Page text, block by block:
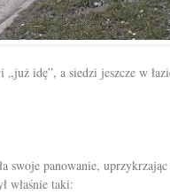
idę”, a siedzi jeszcze w
swoje panowanie,
właśnie taki: